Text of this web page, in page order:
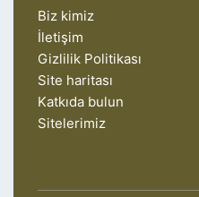
Biz kimiz
İletişim
Gizlilik Politikası
Site haritası
Katkıda bulun
Sitelerimiz